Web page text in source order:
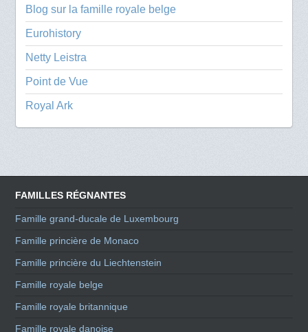
Blog sur la famille royale belge
Eurohistory
Netty Leistra
Point de Vue
Royal Ark
FAMILLES RÉGNANTES
Famille grand-ducale de Luxembourg
Famille princière de Monaco
Famille princière du Liechtenstein
Famille royale belge
Famille royale britannique
Famille royale danoise